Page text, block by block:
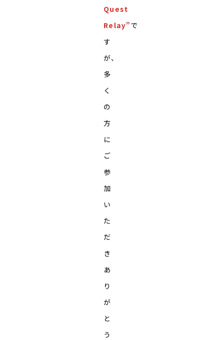
Quest
Relay”で
す
が、
多
く
の
方
に
ご
参
加
い
た
だ
き
あ
り
が
と
う